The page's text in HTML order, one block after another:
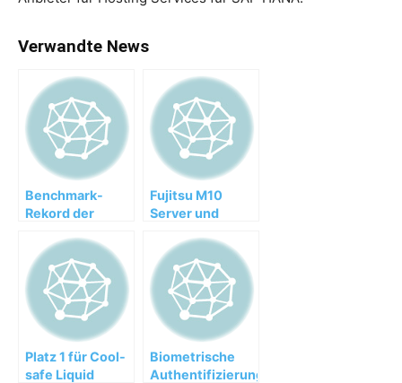
Verwandte News
Benchmark-
Rekord der
Server von
Fujitsu
Fujitsu M10
Server und
11.2
Platz 1 für Cool-
safe Liquid
Biometrische
Authentifizierung